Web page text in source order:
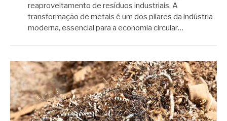
reaproveitamento de resíduos industriais. A
transformação de metais é um dos pilares da indústria
moderna, essencial para a economia circular…